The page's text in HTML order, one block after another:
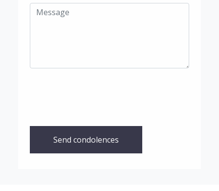
Send condolences